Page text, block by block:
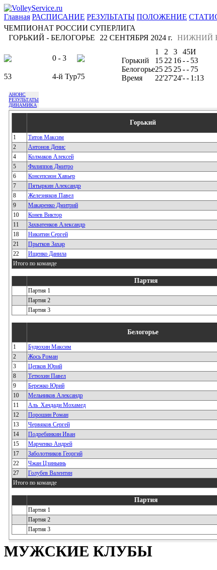
Главная РАСПИСАНИЕ РЕЗУЛЬТАТЫ ПОЛОЖЕНИЕ
ЧЕМПИОНАТ РОССИИ СУПЕРЛИГА
ГОРЬКИЙ - БЕЛОГОРЬЕ
НИЖНИЙ
22 СЕНТЯБРЯ 2024 г.
0 - 3
53 4-й Тур75
1 2 3 45И
Горький
15 22 16-- 53
Белогорье25 25 25-- 75
Время
22'27'24'-- 1:13
АНОНС
РЕЗУЛЬТАТЫ
ДИНАМИКА
Горький
1
Титов Максим
2
Антонов Денис
4
Колмаков Алексей
5
Филиппов Дмитро
6
Консепсион Хавьер
7
Пятыркин Александр
8
Железняков Павел
9
Макаренко Дмитрий
10
Конев Виктор
11
Захватенков Александр
18
Никитин Сергей
21
Прытков Захар
22
Ищенко Данила
Итого по команде
Партия
Партия 1
Партия 2
Партия 3
Белогорье
1
Будюхин Максим
2
Жось Роман
3
Цепков Юрий
8
Тетюхин Павел
9
Бережко Юрий
10
Мельников Александр
11
Аль_Хачдади Мохамед
12
Порошин Роман
13
Червяков Сергей
14
Подребинкин Иван
15
Марченко Андрей
17
Заболотников Георгий
22
Чжан Цзиньинь
27
Голубев Валентин
Итого по команде
Партия
Партия 1
Партия 2
Партия 3
МУЖСКИЕ КЛУБЫ